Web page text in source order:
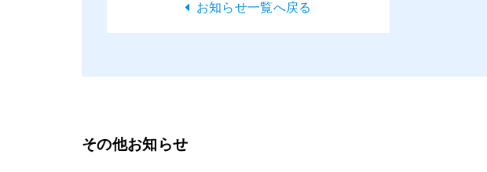
お知らせ一覧へ戻る
その他お知らせ